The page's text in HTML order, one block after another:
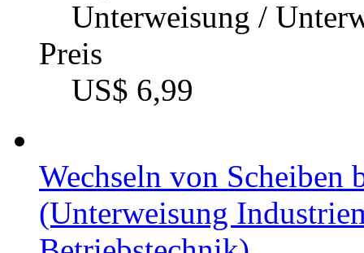
Unterweisung /
Preis
US$ 6,99
Wechseln von Scheiben
(Unterweisung